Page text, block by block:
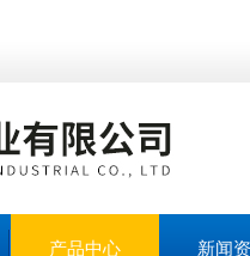
产品中心 新闻